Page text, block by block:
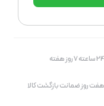
24 ساعته 7 روز هفته
هفت روز ضمانت بازگشت کالا